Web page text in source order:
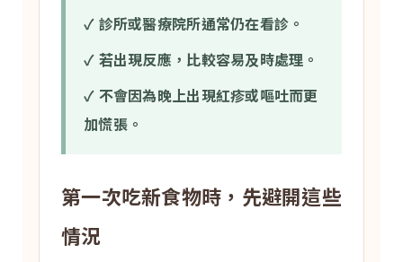
✓ 診所或醫療院所通常仍在看診。
✓ 若出現反應，比較容易及時處理。
✓ 不會因為晚上出現紅疹或嘔吐而更
加慌張。
第一次吃新食物時，先避開這些
情況